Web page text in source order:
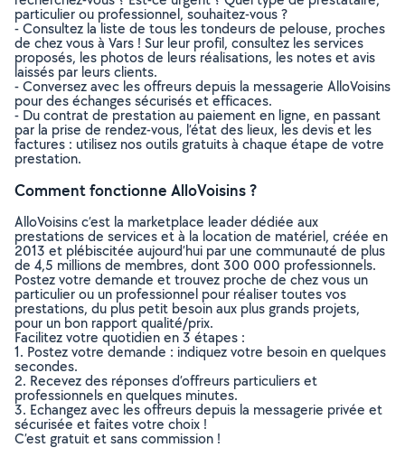
particulier ou professionnel, souhaitez-vous ?
- Consultez la liste de tous les tondeurs de pelouse, proches
de chez vous à Vars ! Sur leur profil, consultez les services
proposés, les photos de leurs réalisations, les notes et avis
laissés par leurs clients.
- Conversez avec les offreurs depuis la messagerie AlloVoisins
pour des échanges sécurisés et efficaces.
- Du contrat de prestation au paiement en ligne, en passant
par la prise de rendez-vous, l’état des lieux, les devis et les
factures : utilisez nos outils gratuits à chaque étape de votre
prestation.
Comment fonctionne AlloVoisins ?
AlloVoisins c’est la marketplace leader dédiée aux
prestations de services et à la location de matériel, créée en
2013 et plébiscitée aujourd’hui par une communauté de plus
de 4,5 millions de membres, dont 300 000 professionnels.
Postez votre demande et trouvez proche de chez vous un
particulier ou un professionnel pour réaliser toutes vos
prestations, du plus petit besoin aux plus grands projets,
pour un bon rapport qualité/prix.
Facilitez votre quotidien en 3 étapes :
1. Postez votre demande : indiquez votre besoin en quelques
secondes.
2. Recevez des réponses d’offreurs particuliers et
professionnels en quelques minutes.
3. Echangez avec les offreurs depuis la messagerie privée et
sécurisée et faites votre choix !
C’est gratuit et sans commission !